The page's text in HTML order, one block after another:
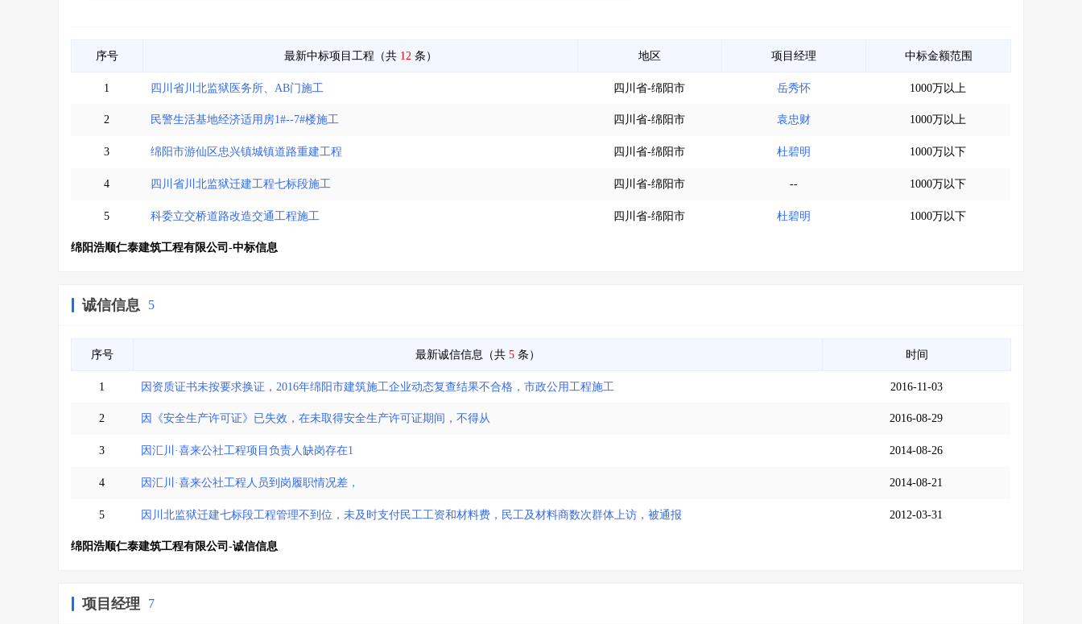
序号 最新中标项目工程（共 12条） 地区 项目经理 中标金额范围
1 四川省川北监狱医务所、AB门施工 四川省-绵阳市 岳秀怀 1000万以上
2 民警生活基地经济适用房1#--7#楼施工 四川省-绵阳市 袁忠财 1000万以上
3 绵阳市游仙区忠兴镇城镇道路重建工程 四川省-绵阳市 杜碧明 1000万以下
4 四川省川北监狱迁建工程七标段施工 四川省-绵阳市 -- 1000万以下
5 科委立交桥道路改造交通工程施工 四川省-绵阳市 杜碧明 1000万以下
绵阳浩顺仁泰建筑工程有限公司-中标信息
诚信信息 5
序号 最新诚信信息（共 5 条） 时间
1 因资质证书未按要求换证，2016年绵阳市建筑施工企业动态复查结果不合格，市政公用工程施工 2016-11-03
2 因《安全生产许可证》已失效，在未取得安全生产许可证期间，不得从 2016-08-29
3 因汇川·喜来公社工程项目负责人缺岗存在1 2014-08-26
4 因汇川·喜来公社工程人员到岗履职情况差， 2014-08-21
5 因川北监狱迁建七标段工程管理不到位，未及时支付民工工资和材料费，民工及材料商数次群体上访，被通报 2012-03-31
绵阳浩顺仁泰建筑工程有限公司-诚信信息
项目经理 7